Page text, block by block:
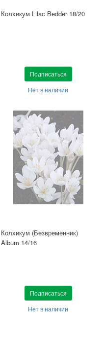
Колхикум Lilac Bedder 18/20
Подписаться
Нет в наличии
Колхикум (Безвременник)
Album 14/16
Подписаться
Нет в наличии